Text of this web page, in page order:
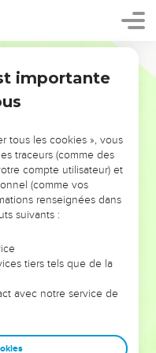
!
VOUS ÉVITER LES
les doutes, les erreurs
alors même que ce
et responsables
afin que leurs erreurs
importante
tous les cookies », vous
traceurs (comme des
compte utilisateur) et
(comme vos
renseignées dans
suivants :
tiers tels que de la
avec notre service de